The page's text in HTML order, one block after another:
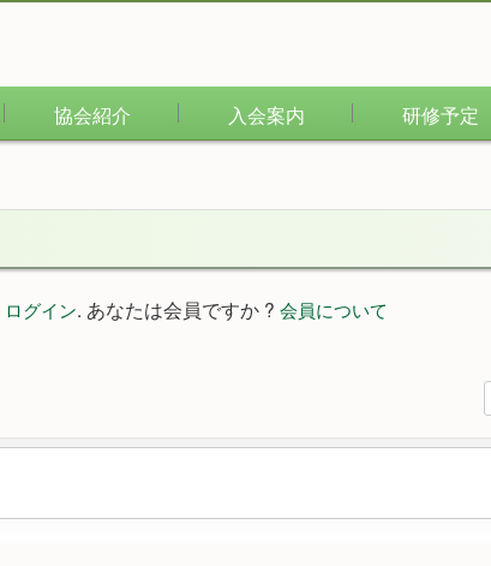
協会紹介 入会案内 研修予定
ログイン. あなたは会員ですか ? 会員について